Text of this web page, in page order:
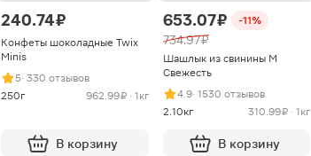
240.74 ₽
Конфеты шоколадные Twix
Minis
5· 330 отзывов
250г
962.99 ₽ · 1кг
В корзину
653.07 ₽ -11%
734.97 ₽
Шашлык из свинины М
Свежесть
4.9· 1530 отзывов
2.10кг
310.99 ₽ · 1кг
В корзину